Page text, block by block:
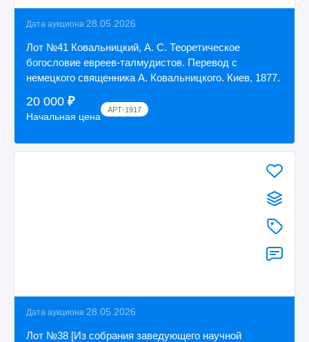
Дата аукциона 28.05.2026
Лот №41 Ковальницкий, А. С. Теоретическое
богословие евреев-талмудистов. Перевод с
немецкого священника А. Ковальницкого. Киев, 1877.
20 000 ₽
Начальная цена
АРТ-1917
Дата аукциона 28.05.2026
Лот №38 [Из собрания заведующего научной